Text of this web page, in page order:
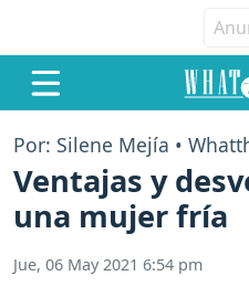
Por: Silene Mejía •
Ventajas y
una mujer fría
Jue, 06 May 2021 6:54 pm